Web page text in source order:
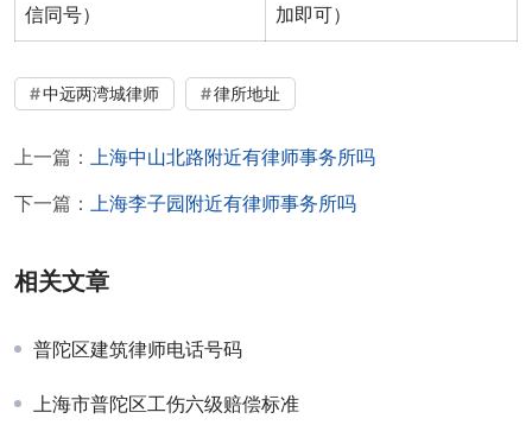
信同号）
加即可）
中远两湾城律师 律所地址
上一篇：
上海中山北路附近有律师事务所吗
下一篇：
上海李子园附近有律师事务所吗
相关文章
普陀区建筑律师电话号码
上海市普陀区工伤六级赔偿标准